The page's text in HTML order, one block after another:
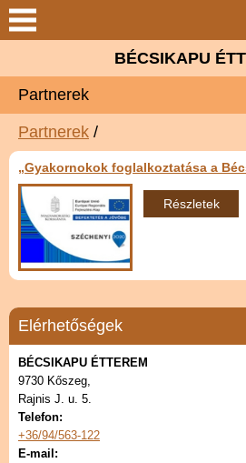
Bemutatkozás
Széchenyi 2020
Ajánlatunk
Galéria
Elérhetőségek
Heti Menü
Étlap
BÉCSIKAPU
Partnerek
Partnerek /
„Gyakornokok foglalkoztatása a
Részletek
Elérhetőségek
BÉCSIKAPU ÉTTEREM
9730 Kőszeg,
Rajnis J. u. 5.
Telefon:
+36/94/563-122
E-mail: